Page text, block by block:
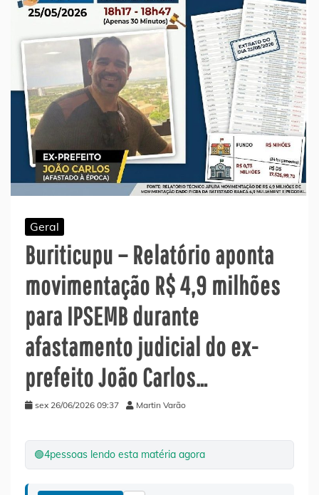
Geral
Buriticupu – Relatório aponta
movimentação R$ 4,9 milhões
para IPSEMB durante
afastamento judicial do ex-
prefeito João Carlos…
sex 26/06/2026 09:37 Martin Varão
🟢4pessoas lendo esta matéria agora